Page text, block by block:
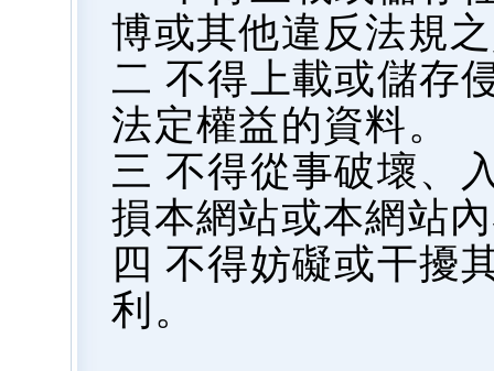
博或其他違反法規
二 不得上載或儲存
法定權益的資料。
三 不得從事破壞、
損本網站或本網站
四 不得妨礙或干擾
利。